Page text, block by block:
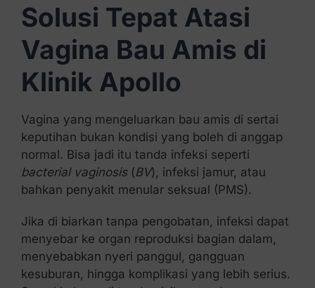
Solusi Tepat Atasi
Vagina Bau Amis di
Klinik Apollo
Vagina yang mengeluarkan bau amis di sertai
keputihan bukan kondisi yang boleh di anggap
normal. Bisa jadi itu tanda infeksi seperti
bacterial vaginosis(BV), infeksi jamur, atau
bahkan penyakit menular seksual (PMS).
Jika di biarkan tanpa pengobatan, infeksi dapat
menyebar ke organ reproduksi bagian dalam,
menyebabkan nyeri panggul, gangguan
kesuburan, hingga komplikasi yang lebih serius.